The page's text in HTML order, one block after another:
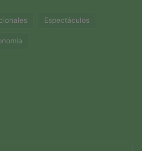
Espectáculos